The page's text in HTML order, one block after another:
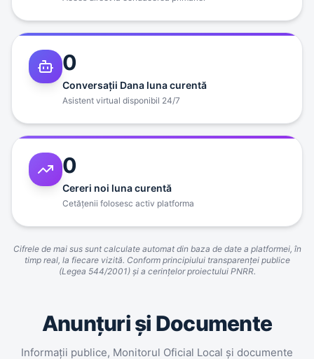
0
Conversaţii Dana luna curentă
Asistent virtual disponibil 24/7
0
Cereri noi luna curentă
Cetăţenii folosesc activ platforma
Cifrele de mai sus sunt calculate automat din baza de date a platformei, în
timp real, la fiecare vizită. Conform principiului transparenţei publice
(Legea 544/2001) şi a cerinţelor proiectului PNRR.
Anunțuri și Documente
Informații publice, Monitorul Oficial Local și documente